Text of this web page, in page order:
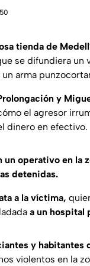
tienda de
se difundiera
arma
y
el agresor
dinero en efectivo.
operativo en la
detenidas.
a la víctima,
a un hospital
y habitantes
violentos en la